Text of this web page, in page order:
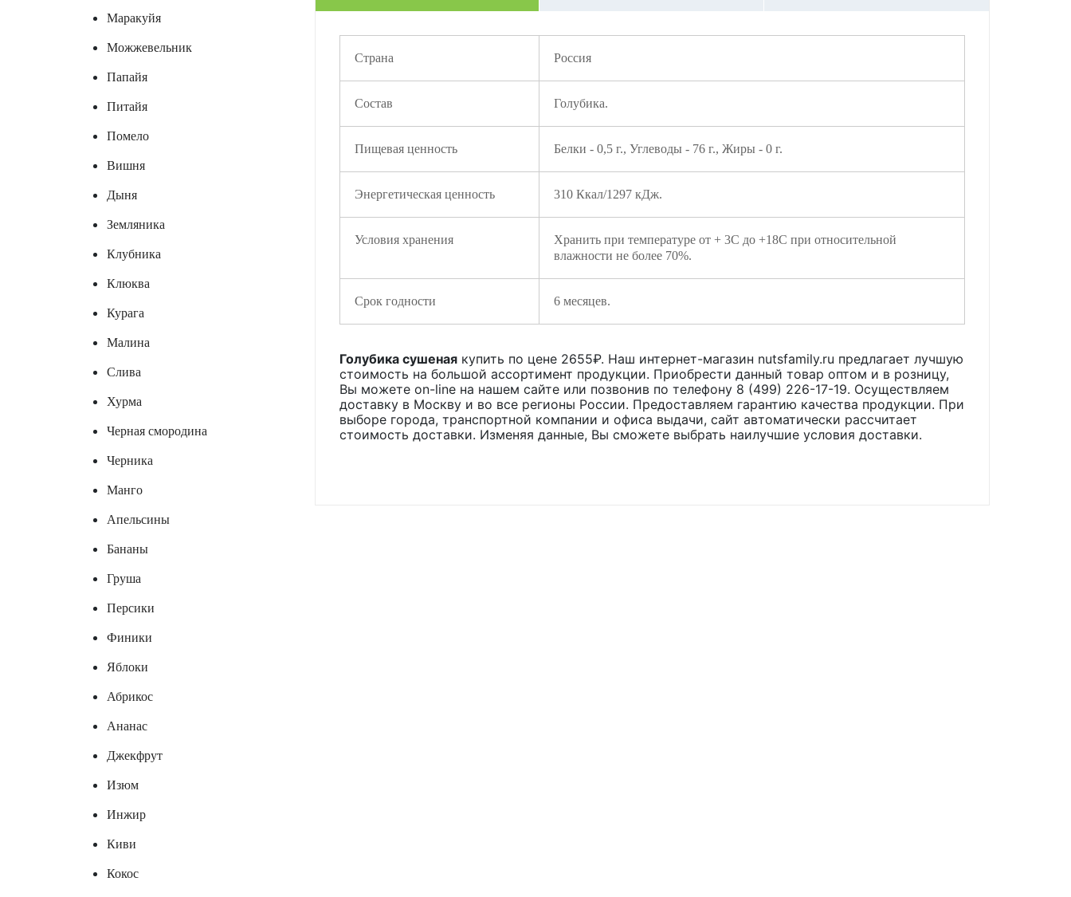
Маракуйя
Можжевельник
Папайя
Питайя
Помело
Вишня
Дыня
Земляника
Клубника
Клюква
Курага
Малина
Слива
Хурма
Черная смородина
Черника
Манго
Апельсины
Бананы
Груша
Персики
Финики
Яблоки
Абрикос
Ананас
Джекфрут
Изюм
Инжир
Киви
Кокос
Страна Россия
Состав Голубика.
Пищевая ценность Белки - 0,5 г., Углеводы - 76 г., Жиры - 0 г.
Энергетическая ценность 310 Ккал/1297 кДж.
Условия хранения
Хранить при температуре от + 3С до +18С при относительной
влажности не более 70%.
Срок годности 6 месяцев.
Голубика сушенаякупить по цене 2655₽. Наш интернет-магазин nutsfamily.ru предлагает лучшую
стоимость на большой ассортимент продукции. Приобрести данный товар оптом и в розницу,
Вы можете on-line на нашем сайте или позвонив по телефону 8 (499) 226-17-19. Осуществляем
доставку в Москву и во все регионы России. Предоставляем гарантию качества продукции. При
выборе города, транспортной компании и офиса выдачи, сайт автоматически рассчитает
стоимость доставки. Изменяя данные, Вы сможете выбрать наилучшие условия доставки.